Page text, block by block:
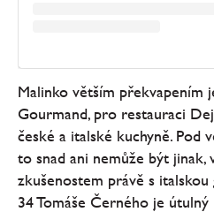
Malinko větším překvapením
Gourmand, pro restauraci
české a italské kuchyně. Pod
to snad ani nemůže být
zkušenostem právě s
34 Tomáše Černého je